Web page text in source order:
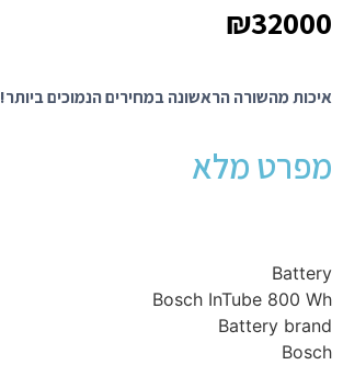
₪32000
איכות מהשורה הראשונה במחירים הנמוכים ביותר!
מפרט מלא
Battery
Bosch InTube 800 Wh
Battery brand
Bosch